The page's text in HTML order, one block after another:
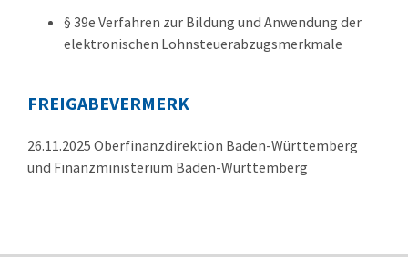
§ 39e Verfahren zur Bildung und Anwendung der
elektronischen Lohnsteuerabzugsmerkmale
FREIGABEVERMERK
26.11.2025 Oberfinanzdirektion Baden-Württemberg
und Finanzministerium Baden-Württemberg